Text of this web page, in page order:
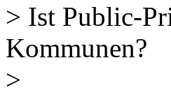
> Ist Public-
Kommunen?
>